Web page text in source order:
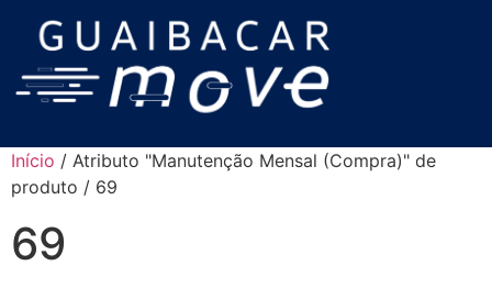
Início / Atributo "Manutenção Mensal (Compra)" de
produto / 69
69